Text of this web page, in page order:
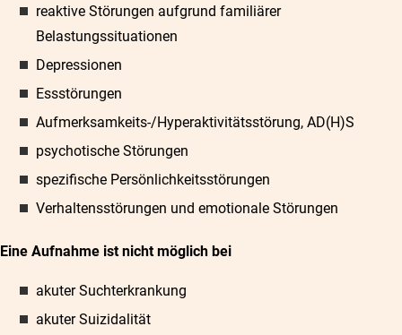
reaktive Störungen aufgrund familiärer
Belastungssituationen
Depressionen
Essstörungen
Aufmerksamkeits-/Hyperaktivitätsstörung, AD(H)S
psychotische Störungen
spezifische Persönlichkeitsstörungen
Verhaltensstörungen und emotionale Störungen
Eine Aufnahme ist nicht möglich bei
akuter Suchterkrankung
akuter Suizidalität